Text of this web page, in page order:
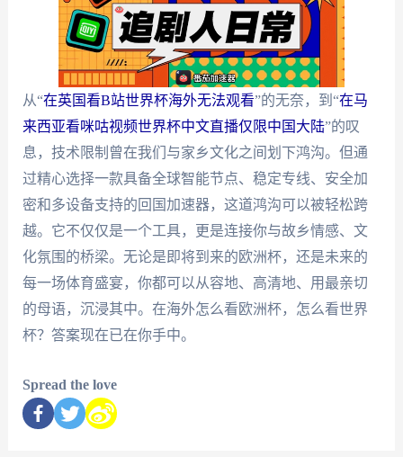
从“在英国看B站世界杯海外无法观看”的无奈，到“在马
来西亚看咪咕视频世界杯中文直播仅限中国大陆”的叹
息，技术限制曾在我们与家乡文化之间划下鸿沟。但通
过精心选择一款具备全球智能节点、稳定专线、安全加
密和多设备支持的回国加速器，这道鸿沟可以被轻松跨
越。它不仅仅是一个工具，更是连接你与故乡情感、文
化氛围的桥梁。无论是即将到来的欧洲杯，还是未来的
每一场体育盛宴，你都可以从容地、高清地、用最亲切
的母语，沉浸其中。在海外怎么看欧洲杯，怎么看世界
杯？答案现在已在你手中。
Spread the love